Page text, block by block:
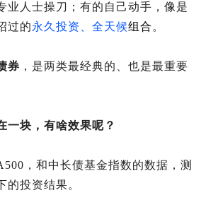
业人士操刀；有的自己动手，像是
过的永久投资、全天候组合 。
券 ，是两类最经典的、也是最重要
一块，有啥效果呢？
，和中长债基金指数的数据，测
的投资结果。